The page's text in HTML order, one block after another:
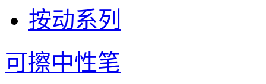
按动系列
可擦中性笔